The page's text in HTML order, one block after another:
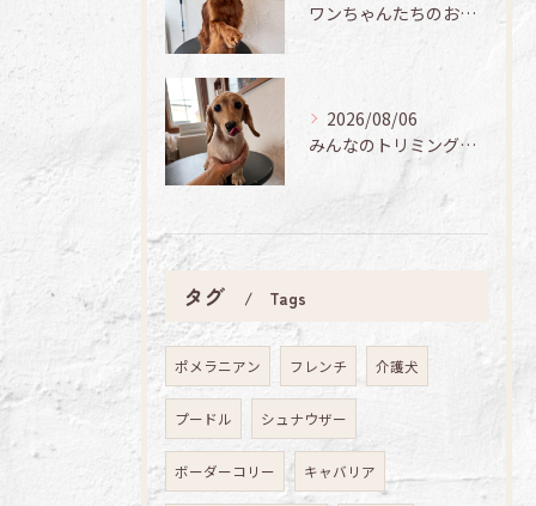
ワンちゃんたちのお手入れ日記🐶✨
2026/08/06
みんなのトリミング日記🌟
タグ Tags
ポメラニアン フレンチ 介護犬
プードル シュナウザー
ボーダーコリー キャバリア